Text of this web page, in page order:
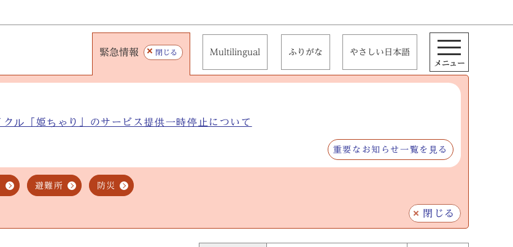
緊急情報 閉じる
ル「姫ちゃり」のサービス提供一時停止について
重要なお知らせ一覧を見る
避難所 防災
閉じる
Multilingual ふりがな やさしい日本語
メニュー